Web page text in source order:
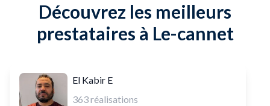
Découvrez les meilleurs
prestataires à Le-cannet
El Kabir E
363réalisations